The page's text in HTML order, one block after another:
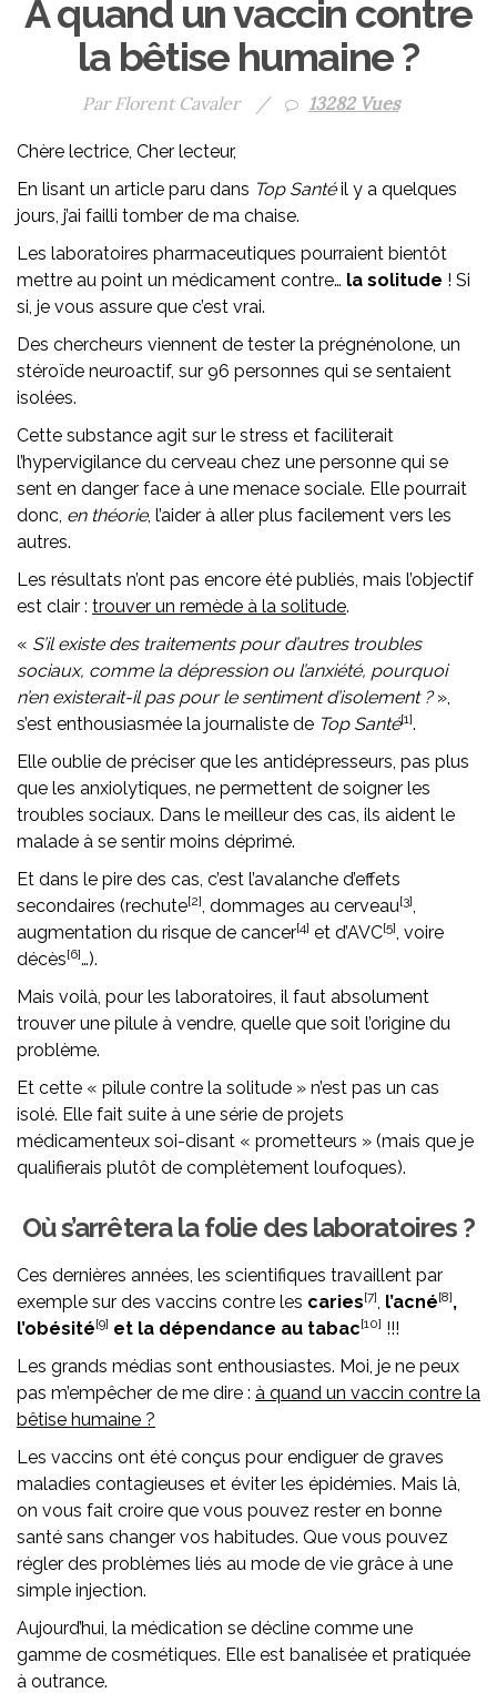
À quand un vaccin contre
la bêtise humaine ?
Par Florent Cavaler / 13282 Vues
Chère lectrice, Cher lecteur,
En lisant un article paru dans Top Santéil y a quelques
jours, j’ai failli tomber de ma chaise.
Les laboratoires pharmaceutiques pourraient bientôt
mettre au point un médicament contre… la solitude ! Si
si, je vous assure que c’est vrai.
Des chercheurs viennent de tester la prégnénolone, un
stéroïde neuroactif, sur 96 personnes qui se sentaient
isolées.
Cette substance agit sur le stress et faciliterait
l’hypervigilance du cerveau chez une personne qui se
sent en danger face à une menace sociale. Elle pourrait
donc, en théorie, l’aider à aller plus facilement vers les
autres.
Les résultats n’ont pas encore été publiés, mais l’objectif
est clair : trouver un remède à la solitude.
« S’il existe des traitements pour d’autres troubles
sociaux, comme la dépression ou l’anxiété, pourquoi
n’en existerait-il pas pour le sentiment d’isolement ?»,
s’est enthousiasmée la journaliste de Top Santé[1].
Elle oublie de préciser que les antidépresseurs, pas plus
que les anxiolytiques, ne permettent de soigner les
troubles sociaux. Dans le meilleur des cas, ils aident le
malade à se sentir moins déprimé.
Et dans le pire des cas, c’est l’avalanche d’effets
secondaires (rechute[2], dommages au cerveau[3],
augmentation du risque de cancer[4] et d’AVC[5], voire
décès[6]…).
Mais voilà, pour les laboratoires, il faut absolument
trouver une pilule à vendre, quelle que soit l’origine du
problème.
Et cette « pilule contre la solitude » n’est pas un cas
isolé. Elle fait suite à une série de projets
médicamenteux soi-disant « prometteurs » (mais que je
qualifierais plutôt de complètement loufoques).
Où s’arrêtera la folie des laboratoires ?
Ces dernières années, les scientifiques travaillent par
exemple sur des vaccins contre les caries[7], l’acné[8],
l’obésité[9] et la dépendance au tabac[10] !!!
Les grands médias sont enthousiastes. Moi, je ne peux
pas m’empêcher de me dire : à quand un vaccin contre la
bêtise humaine ?
Les vaccins ont été conçus pour endiguer de graves
maladies contagieuses et éviter les épidémies. Mais là,
on vous fait croire que vous pouvez rester en bonne
santé sans changer vos habitudes. Que vous pouvez
régler des problèmes liés au mode de vie grâce à une
simple injection.
Aujourd’hui, la médication se décline comme une
gamme de cosmétiques. Elle est banalisée et pratiquée
à outrance.